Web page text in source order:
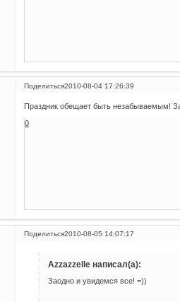
Поделиться2010-08-04 17:26:39
Праздник обещает быть незабываемым!
0
Поделиться2010-08-05 14:07:17
Azzazzelle написал(а):
Заодно и увидемся все! =))